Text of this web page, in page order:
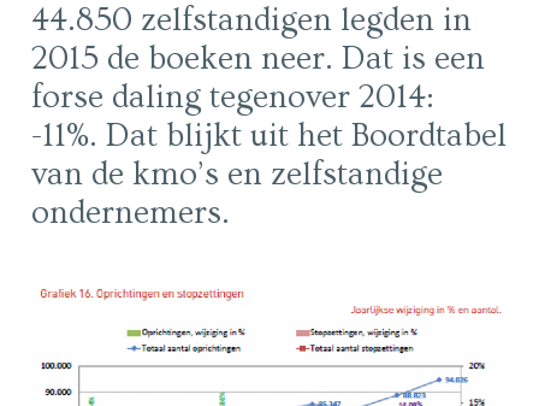
44.850 zelfstandigen legden in
2015 de boeken neer. Dat is een
forse daling tegenover 2014:
-11%. Dat blijkt uit het Boordtabel
van de kmo’s en zelfstandige
ondernemers.